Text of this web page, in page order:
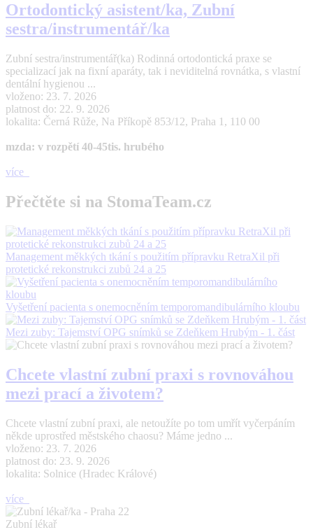
Ortodontický asistent/ka, Zubní
sestra/instrumentář/ka
Zubní sestra/instrumentář(ka) Rodinná ortodontická praxe se
specializací jak na fixní aparáty, tak i neviditelná rovnátka, s vlastní
dentální hygienou ...
vloženo: 23. 7. 2026
platnost do: 22. 9. 2026
lokalita: Černá Růže, Na Příkopě 853/12, Praha 1, 110 00
mzda: v rozpětí 40-45tis. hrubého
více
Přečtěte si na StomaTeam.cz
Management měkkých tkání s použitím přípravku RetraXil při
protetické rekonstrukci zubů 24 a 25
Vyšetření pacienta s onemocněním temporomandibulárního kloubu
Mezi zuby: Tajemství OPG snímků se Zdeňkem Hrubým - 1. část
Chcete vlastní zubní praxi s rovnováhou
mezi prací a životem?
Chcete vlastní zubní praxi, ale netoužíte po tom umřít vyčerpáním
někde uprostřed městského chaosu? Máme jedno ...
vloženo: 23. 7. 2026
platnost do: 23. 9. 2026
lokalita: Solnice (Hradec Králové)
více
Zubní lékař